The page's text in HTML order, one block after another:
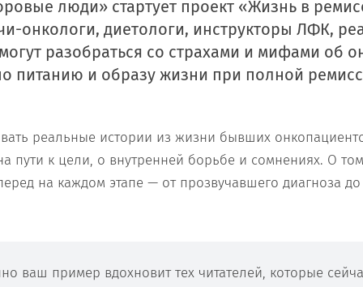
люди» стартует проект «Жизнь в
онкологи, диетологи, инструкторы ЛФК,
разобраться со страхами и мифами об
питанию и образу жизни при полной
реальные истории из жизни бывших
пути к цели, о внутренней борьбе и сомнениях. О
на каждом этапе — от прозвучавшего диагноза
ваш пример вдохновит тех читателей, которые